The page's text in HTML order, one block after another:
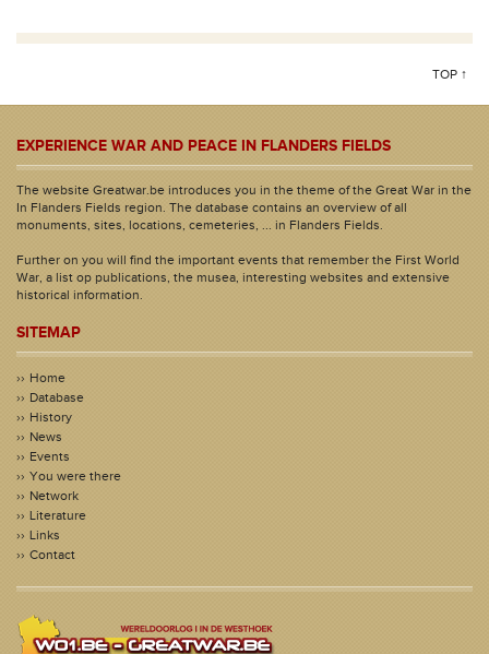
TOP ↑
EXPERIENCE WAR AND PEACE IN FLANDERS FIELDS
The website Greatwar.be introduces you in the theme of the Great War in the
In Flanders Fields region. The database contains an overview of all
monuments, sites, locations, cemeteries, ... in Flanders Fields.
Further on you will find the important events that remember the First World
War, a list op publications, the musea, interesting websites and extensive
historical information.
SITEMAP
Home
Database
History
News
Events
You were there
Network
Literature
Links
Contact